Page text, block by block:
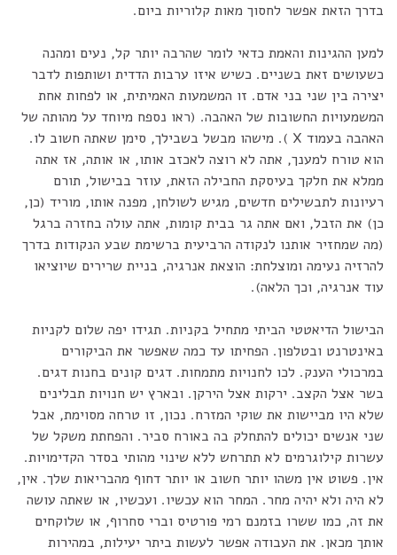
בדרך הזאת אפשר לחסוך מאות קלוריות ביום.
למען ההגינות והאמת כדאי לומר שהרבה יותר קל, נעים ומהנה
כשעושים זאת בשניים. כשיש איזו ערבות הדדית ושותפות לדבר
יצירה בין שני בני אדם. זו המשמעות האמיתית, או לפחות אחת
המשמעויות החשובות של האהבה. (ראו נספח מיוחד על מהותה של
האהבה בעמוד X ). מישהו מבשל בשבילך, סימן שאתה חשוב לו.
הוא טורח למענך, אתה לא רוצה לאכזב אותו, או אותה, אז אתה
ממלא את חלקך בעיסקת החבילה הזאת, עוזר בבישול, תורם
רעיונות לתבשילים חדשים, מגיש לשולחן, מפנה אותו, מוריד (כן,
כן) את הזבל, ואם אתה גר בבית קומות, אתה עולה בחזרה ברגל
(מה שמחזיר אותנו לנקודה הרביעית ברשימת שבע הנקודות בדרך
להרזיה נעימה ומוצלחת: הוצאת אנרגיה, בניית שרירים שיוציאו
עוד אנרגיה, וכך הלאה).
הבישול הדיאטטי הביתי מתחיל בקניות. תגידו יפה שלום לקניות
באינטרנט ובטלפון. הפחיתו עד כמה שאפשר את הביקורים
במרכולי הענק. לכו לחנויות מתמחות. דגים קונים בחנות דגים.
בשר אצל הקצב. ירקות אצל הירקן. ובארץ יש חנויות תבלינים
שלא היו מביישות את שוקי המזרח. נכון, זו טרחה מסוימת, אבל
שני אנשים יכולים להתחלק בה באורח סביר. והפחתת משקל של
עשרות קילוגרמים לא תתרחש ללא שינוי מהותי בסדר הקדימויות.
אין. פשוט אין משהו יותר חשוב או יותר דחוף מהבריאות שלך. אין,
לא היה ולא יהיה מחר. המחר הוא עכשיו. ועכשיו, או שאתה עושה
את זה, כמו ששרו בזמנם רמי פורטיס וברי סחרוף, או שלוקחים
אותך מכאן. את העבודה אפשר לעשות ביתר יעילות, במהירות